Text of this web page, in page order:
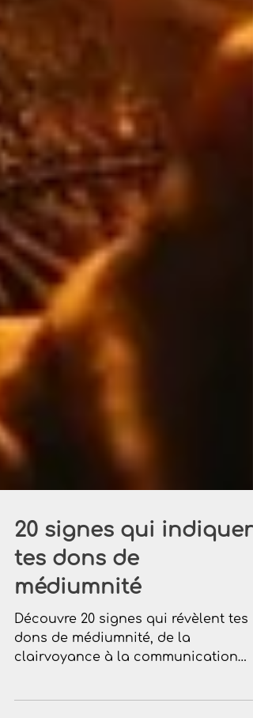
20 signes qui
tes dons de
médiumnité
Découvre 20 signes qui révèlent tes
dons de médiumnité, de la
avec les défunts.